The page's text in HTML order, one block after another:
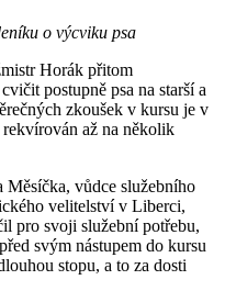
o výcviku psa
Horák přitom
postupně psa na starší a
zkoušek v kursu je v
rekvírován až na několik
Měsíčka, vůdce služebního
velitelství v Liberci,
pro svoji služební potřebu,
svým nástupem do kursu
stopu, a to za dosti